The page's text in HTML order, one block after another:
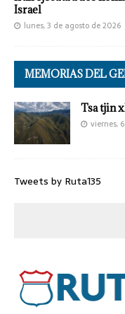
Israel
lunes, 3 de agosto de 2026
MEMORIAS DEL
Tsa tjin
viernes,
Tweets by Ruta135